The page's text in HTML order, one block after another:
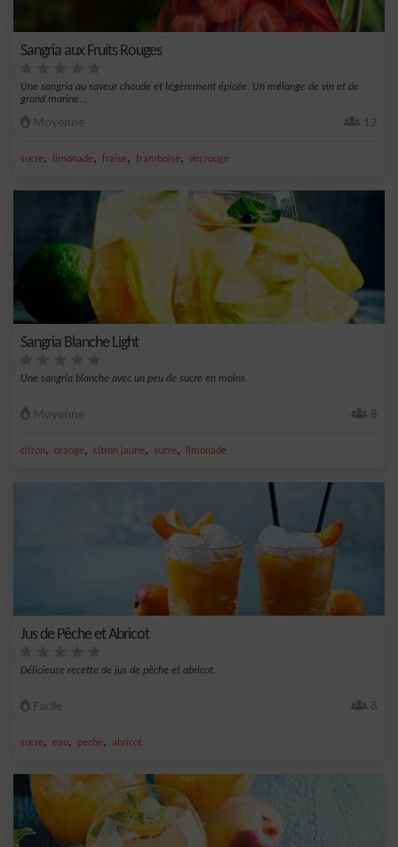
Sangria aux Fruits Rouges
Une sangria au saveur chaude et légèrement épicée. Un mélange de vin et de
grand marine...
Moyenne 12
sucre, limonade, fraise, framboise, vin rouge
Sangria Blanche Light
Une sangria blanche avec un peu de sucre en moins.
Moyenne 8
citron, orange, citron jaune, sucre, limonade
Jus de Pêche et Abricot
Délicieuse recette de jus de pêche et abricot.
Facile 8
sucre, eau, peche, abricot